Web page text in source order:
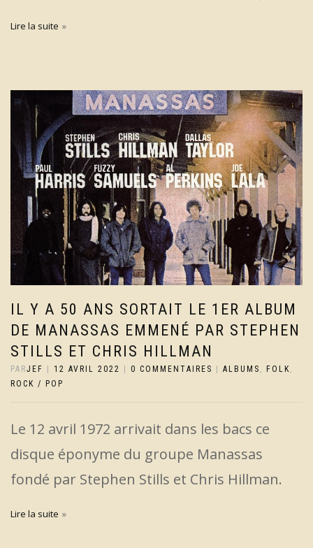
Lire la suite
IL Y A 50 ANS SORTAIT LE 1ER ALBUM
DE MANASSAS EMMENÉ PAR STEPHEN
STILLS ET CHRIS HILLMAN
PARJEF | 12 AVRIL 2022 | 0 COMMENTAIRES | ALBUMS FOLK
ROCK / POP
Le 12 avril 1972 arrivait dans les bacs ce
disque éponyme du groupe Manassas
fondé par Stephen Stills et Chris Hillman.
Lire la suite